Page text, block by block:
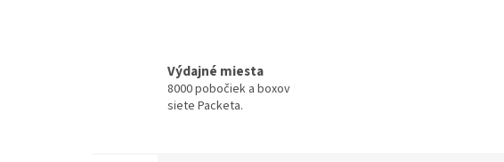
Výdajné miesta
8000 pobočiek a boxov
siete Packeta.